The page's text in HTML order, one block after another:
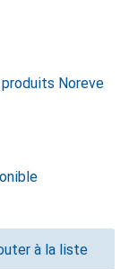
Noreve
à la liste